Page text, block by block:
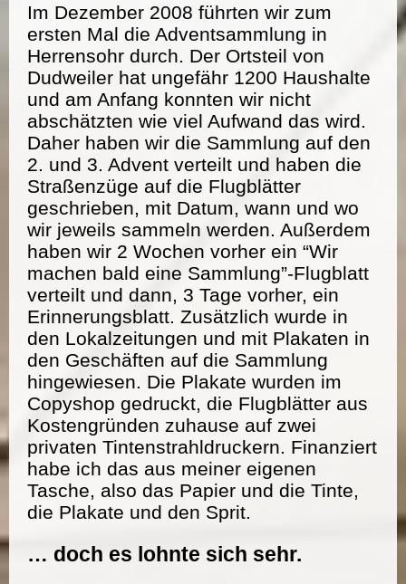
Im Dezember 2008 führten wir zum
ersten Mal die Adventsammlung in
Herrensohr durch. Der Ortsteil von
Dudweiler hat ungefähr 1200 Haushalte
und am Anfang konnten wir nicht
abschätzten wie viel Aufwand das wird.
Daher haben wir die Sammlung auf den
2. und 3. Advent verteilt und haben die
Straßenzüge auf die Flugblätter
geschrieben, mit Datum, wann und wo
wir jeweils sammeln werden. Außerdem
haben wir 2 Wochen vorher ein “Wir
machen bald eine Sammlung”-Flugblatt
verteilt und dann, 3 Tage vorher, ein
Erinnerungsblatt. Zusätzlich wurde in
den Lokalzeitungen und mit Plakaten in
den Geschäften auf die Sammlung
hingewiesen. Die Plakate wurden im
Copyshop gedruckt, die Flugblätter aus
Kostengründen zuhause auf zwei
privaten Tintenstrahldruckern. Finanziert
habe ich das aus meiner eigenen
Tasche, also das Papier und die Tinte,
die Plakate und den Sprit.
… doch es lohnte sich sehr.